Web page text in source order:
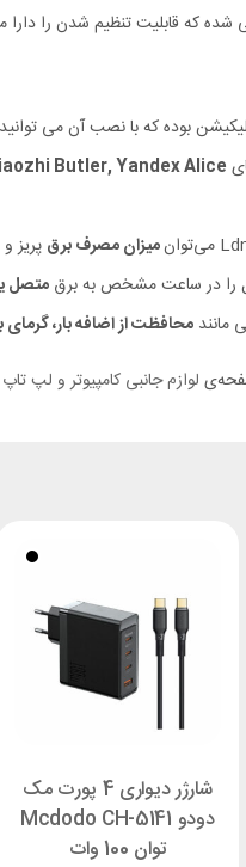
شده که قابلیت تنظیم شدن را دارا
Butler, Yandex Alice
میزان مصرف برق پریز
را در ساعت مشخص به برقمتصل
محافظت از اضافه بار،
لوازم جانبی کامپیوتر و لپ تاپ
شارژر دیواری 4 پورت مک
دودو Mcdodo CH-5141
توان 100 وات